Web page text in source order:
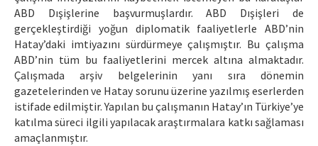
ABD Dışişlerine başvurmuşlardır. ABD Dışişleri de
gerçekleştirdiği yoğun diplomatik faaliyetlerle ABD’nin
Hatay’daki imtiyazını sürdürmeye çalışmıştır. Bu çalışma
ABD’nin tüm bu faaliyetlerini mercek altına almaktadır.
Çalışmada arşiv belgelerinin yanı sıra dönemin
gazetelerinden ve Hatay sorunu üzerine yazılmış eserlerden
istifade edilmiştir. Yapılan bu çalışmanın Hatay’ın Türkiye’ye
katılma süreci ilgili yapılacak araştırmalara katkı sağlaması
amaçlanmıştır.